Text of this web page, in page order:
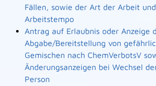
Fällen, sowie der Art der Arbeit
Arbeitstempo
Antrag auf Erlaubnis oder Anzeige
Abgabe/Bereitstellung von
Gemischen nach ChemVerbotsV
Änderungsanzeigen bei Wechsel
Person